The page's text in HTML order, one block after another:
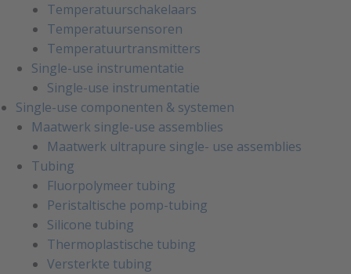
Temperatuurschakelaars
Temperatuursensoren
Temperatuurtransmitters
Single-use instrumentatie
Single-use instrumentatie
Single-use componenten & systemen
Maatwerk single-use assemblies
Maatwerk ultrapure single- use assemblies
Tubing
Fluorpolymeer tubing
Peristaltische pomp-tubing
Silicone tubing
Thermoplastische tubing
Versterkte tubing